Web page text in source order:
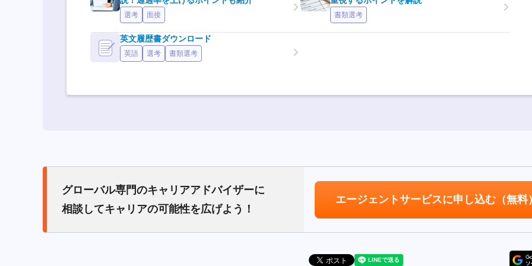
選考 面接 書類選考
英文履歴書ダウンロード
英語 選考 書類選考
グローバル専門のキャリアアドバイザーに
相談してキャリアの可能性を広げよう！
エージェントサービスに申し込む（無料